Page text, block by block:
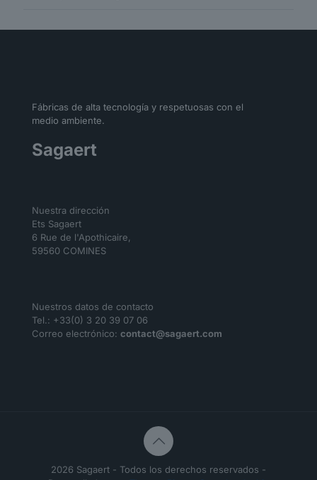
Fábricas de alta tecnología y respetuosas con el
medio ambiente.
Sagaert
Nuestra dirección
Ets Sagaert
6 Rue de l'Apothicaire,
59560 COMINES
Nuestros datos de contacto
Tel.: +33(0) 3 20 39 07 06
Correo electrónico: contact@sagaert.com
2026 Sagaert - Todos los derechos reservados -